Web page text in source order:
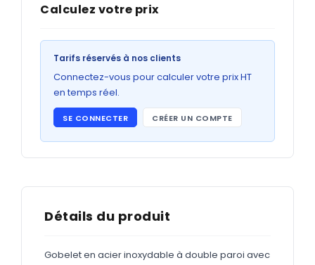
Carnets
GRAND FORMAT
Posters
Abribus
Plans
Panneaux
Calculez votre prix
Tarifs réservés à nos clients
Connectez-vous pour calculer votre prix HT
en temps réel.
SE CONNECTER CRÉER UN COMPTE
Détails du produit
Gobelet en acier inoxydable à double paroi avec